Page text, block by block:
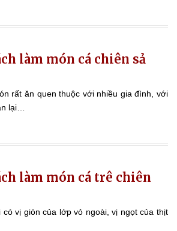
làm món cá chiên sả
rất ăn quen thuộc với nhiều gia đình, với
lại…
làm món cá trê chiên
có vị giòn của lớp vỏ ngoài, vị ngọt của thịt